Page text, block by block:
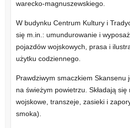
warecko-magnuszewskiego.
W budynku Centrum Kultury i
się m.in.: umundurowanie i
pojazdów wojskowych, prasa i
użytku codziennego.
Prawdziwym smaczkiem Skansenu
na świeżym powietrzu. Składają
wojskowe, transzeje, zasieki i
smoka).